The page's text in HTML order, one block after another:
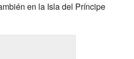
en la Isla del Príncipe